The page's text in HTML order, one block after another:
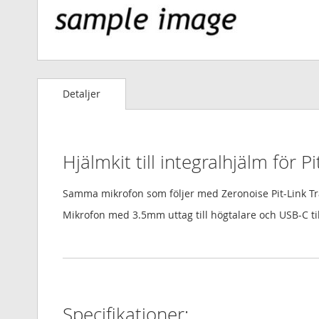
till
börjanDetaljer
Hjälmkit till integralhjälm för
Samma mikrofon som följer med Zeronoise Pit-Link
Mikrofon med 3.5mm uttag till högtalare och USB-C